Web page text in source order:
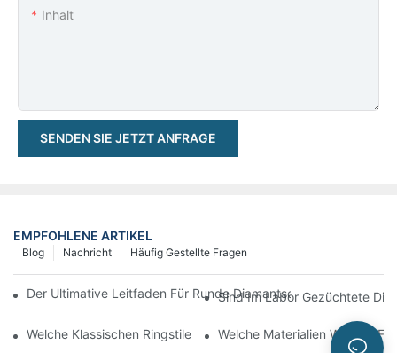
Inhalt
SENDEN SIE JETZT ANFRAGE
EMPFOHLENE ARTIKEL
Häufig Gestellte Fragen
Nachricht
Blog
Der Ultimative Leitfaden Für Runde Diamantschliffe: Vom
Sind Im Labor Gezüchtete
Welche Klassischen Ringstile Sind Besonders Beliebt?
Welche Materialien Werden